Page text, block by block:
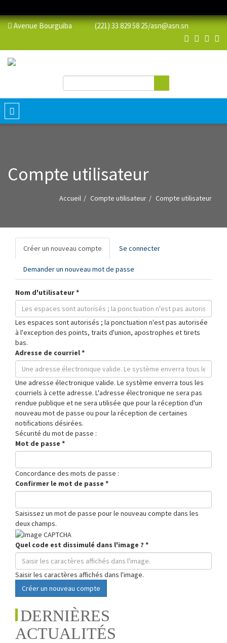
Avenue Bourguiba (221) 33 829 58 25/asn@asn.sn
Formulaire de recherche
Toggle
navigation
Compte utilisateur
Accueil Compte utilisateur Compte utilisateur
Onglets
principaux
Créer un nouveau compte (onglet
actif)
Se connecter
Demander un nouveau mot de passe
Nom d'utilisateur*
Les espaces sont autorisés ; la ponctuation n'est pas autorisée
à l'exception des points, traits d'union, apostrophes et tirets
bas.
Adresse de courriel*
Une adresse électronique valide. Le système enverra tous les
courriels à cette adresse. L'adresse électronique ne sera pas
rendue publique et ne sera utilisée que pour la réception d'un
nouveau mot de passe ou pour la réception de certaines
notifications désirées.
Sécurité du mot de passe :
Mot de passe *
Concordance des mots de passe :
Confirmer le mot de passe *
Saisissez un mot de passe pour le nouveau compte dans les
deux champs.
Quel code est dissimulé dans l'image ? *
Saisir les caractères affichés dans l'image.
Créer un nouveau compte
DERNIÈRES
ACTUALITÉS